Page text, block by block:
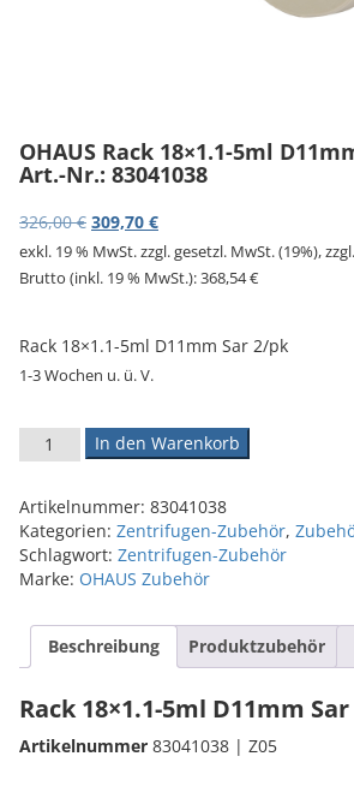
OHAUS Rack 18×1.1-5ml
Art.-Nr.: 83041038
326,00€ Ursprünglicher Preis war: 326,00
309,70 €Aktueller Preis ist: 309,70
exkl. 19 % MwSt.zzgl. gesetzl. MwSt. (19%),
Brutto (inkl. 19 % MwSt.):368,54€
Rack 18×1.1-5ml D11mm Sar 2/pk
1-3 Wochen u. ü. V.
OHAUS Rack 18x1.1-5ml D11mm Sar
In den Warenkorb
Artikelnummer: 83041038
Kategorien: Zentrifugen-Zubehör,
Schlagwort: Zentrifugen-Zubehör
Marke: OHAUS Zubehör
Beschreibung Produktzubehör
Rack 18×1.1-5ml D11mm
Artikelnummer 83041038 | Z05